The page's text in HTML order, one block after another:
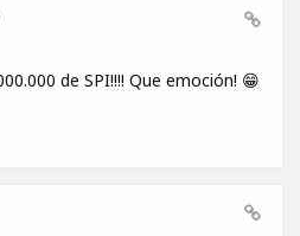
de SPI!!!! Que emoción! 😁